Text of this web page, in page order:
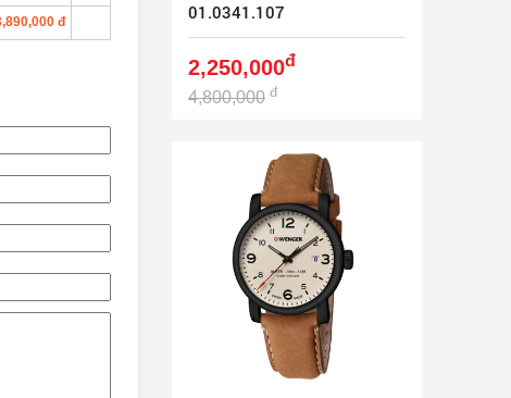
đ
01.0341.107
2,250,000đ
4,800,000 đ